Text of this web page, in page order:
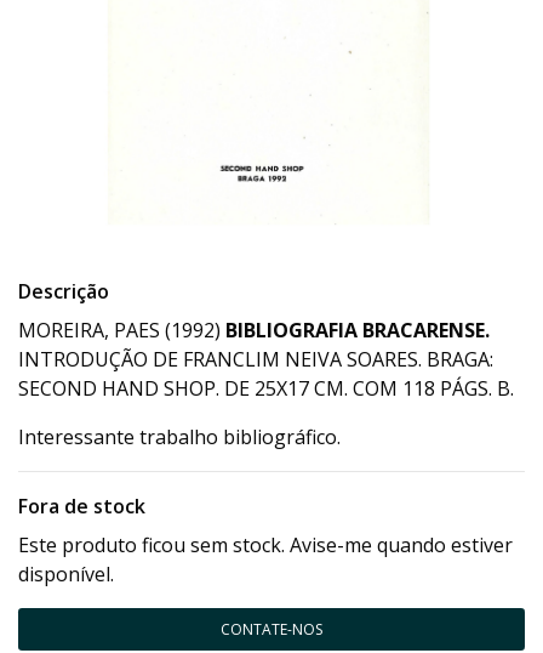
Descrição
MOREIRA, PAES (1992) BIBLIOGRAFIA BRACARENSE.
INTRODUÇÃO DE FRANCLIM NEIVA SOARES. BRAGA:
SECOND HAND SHOP. DE 25X17 CM. COM 118 PÁGS. B.
Interessante trabalho bibliográfico.
Fora de stock
Este produto ficou sem stock. Avise-me quando estiver
disponível.
CONTATE-NOS